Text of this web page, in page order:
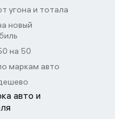
угона и тотала
новый
на 50
маркам авто
авто и